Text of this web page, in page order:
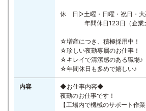
休 日▷土曜・日曜・祝日・大
年間休日123日（企業カ
☆増産につき、積極採用中！
☆珍しい夜勤専属のお仕事！
☆キレイで清潔感のある職場♪
☆年間休日も多めで嬉しい♪
内容
◆お仕事内容◆
夜勤のお仕事です！
【工場内で機械のサポート作業